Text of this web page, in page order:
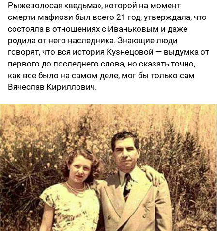
Рыжеволосая «ведьма», которой на момент
смерти мафиози был всего 21 год, утверждала, что
состояла в отношениях с Иваньковым и даже
родила от него наследника. Знающие люди
говорят, что вся история Кузнецовой — выдумка от
первого до последнего слова, но сказать точно,
как все было на самом деле, мог бы только сам
Вячеслав Кириллович.